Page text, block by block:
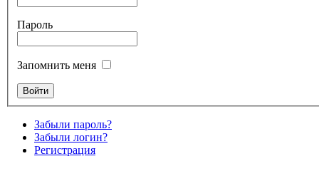
Пароль
Запомнить меня
Забыли пароль?
Забыли логин?
Регистрация